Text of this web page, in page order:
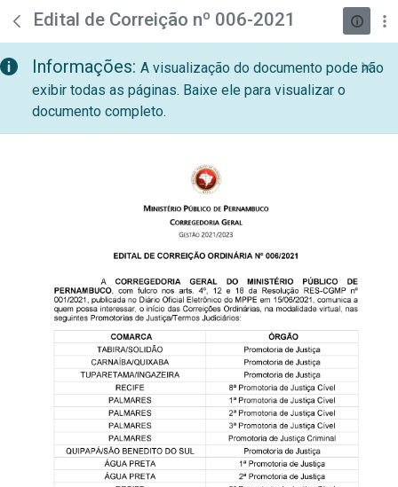
Pular para o Conteúdo principal
teste descricao
Edital de Correição nº 006-2021
Informações: A visualização do documento pode não
exibir todas as páginas. Baixe ele para visualizar o
documento completo.